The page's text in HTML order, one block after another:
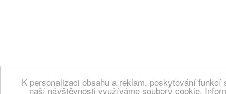
K personalizaci obsahu a reklam, poskytování
naší návštěvnosti využíváme soubory cookie.